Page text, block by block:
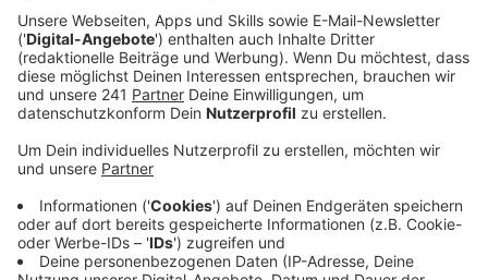
ersten Alben gegangen.Aber auch viel Neues mischt
sie in ihren Sound. Zwischen 90er-Sounds und
modernem Pop, den die aktuellen DJs populär
gemacht haben. Ganz viel Madonna können wir
raushören und auch das erste Album von Daft Punk
steckt hier immer mal mit drin in "Chromatica".
Elton John als Gast - aber ohne Ballade